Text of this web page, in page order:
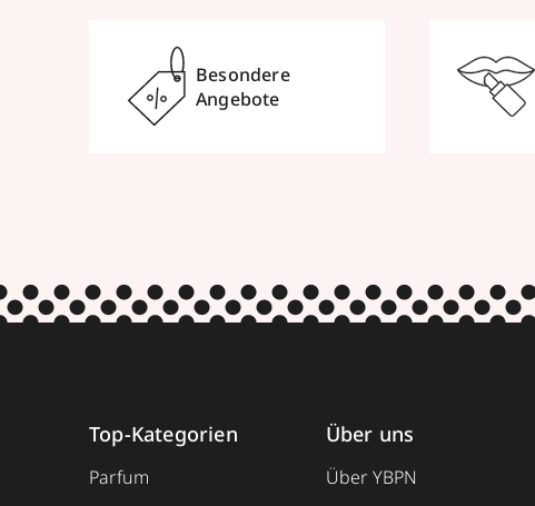
Besondere
Angebote
Top-Kategorien
Parfum
Über uns
Über YBPN